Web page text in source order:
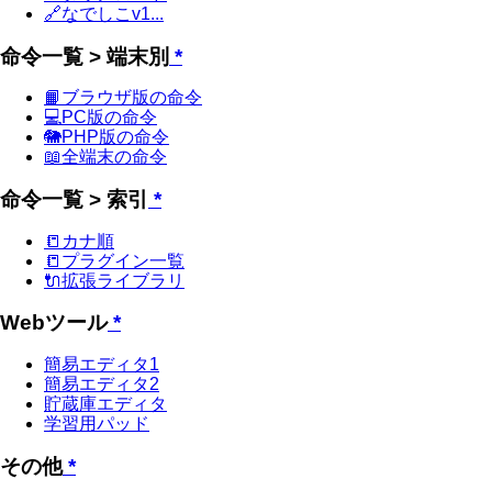
🔗なでしこv1...
命令一覧 > 端末別 *
📙ブラウザ版の命令
💻PC版の命令
🐘PHP版の命令
📖全端末の命令
命令一覧 > 索引 *
📒カナ順
📒プラグイン一覧
🔌拡張ライブラリ
Webツール*
簡易エディタ1
簡易エディタ2
貯蔵庫エディタ
学習用パッド
その他*